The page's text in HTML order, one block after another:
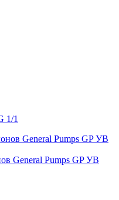
1/1
General Pumps GP УВ